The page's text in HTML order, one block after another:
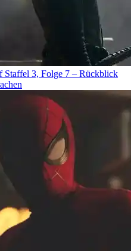
Staffel 3, Folge 7 – Rückblick